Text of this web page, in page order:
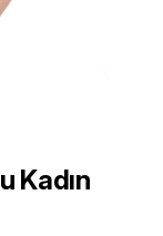
Kadın